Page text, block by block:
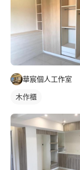
華宸個人工作室
木作櫃